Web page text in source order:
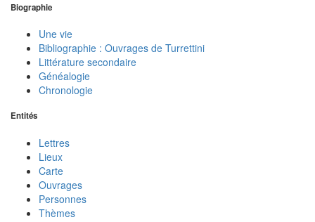
Biographie
Une vie
Bibliographie : Ouvrages de Turrettini
Littérature secondaire
Généalogie
Chronologie
Entités
Lettres
Lieux
Carte
Ouvrages
Personnes
Thèmes